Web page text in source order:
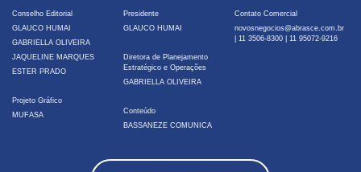
Conselho Editorial
GLAUCO HUMAI
GABRIELLA OLIVEIRA
JAQUELINE MARQUES
ESTER PRADO
Projeto Gráfico
MUFASA
Presidente
GLAUCO HUMAI
Diretora de Planejamento
Estratégico e Operações
GABRIELLA OLIVEIRA
Conteúdo
BASSANEZE COMUNICA
Contato Comercial
novosnegocios@abrasce.com.br
11 3506-8300| 11 95072-9216